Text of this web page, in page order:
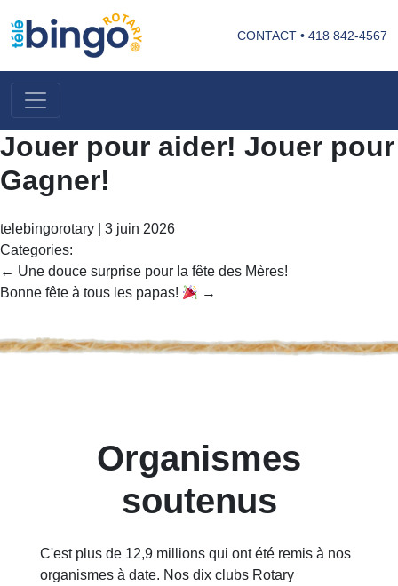
CONTACT • 418 842-4567
Jouer pour aider! Jouer pour
Gagner!
telebingorotary
3 juin 2026
Categories:
Navigation
de
← Une douce surprise pour la fête des Mères!
Bonne fête à tous les papas!
→
Organismes
soutenus
C'est plus de 12,9 millions qui ont été remis à nos
organismes à date. Nos dix clubs Rotary